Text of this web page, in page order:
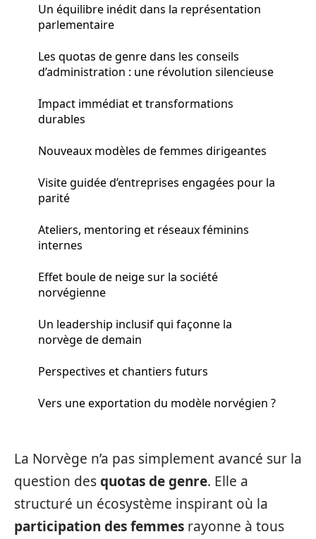
Un équilibre inédit dans la représentation
parlementaire
Les quotas de genre dans les conseils
d’administration : une révolution silencieuse
Impact immédiat et transformations
durables
Nouveaux modèles de femmes dirigeantes
Visite guidée d’entreprises engagées pour la
parité
Ateliers, mentoring et réseaux féminins
internes
Effet boule de neige sur la société
norvégienne
Un leadership inclusif qui façonne la
norvège de demain
Perspectives et chantiers futurs
Vers une exportation du modèle norvégien ?
La Norvège n’a pas simplement avancé sur la
question desquotas de genre. Elle a
structuré un écosystème inspirant où la
participation des femmes rayonne à tous